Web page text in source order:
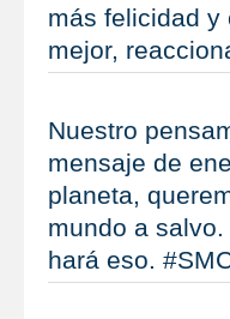
más felicidad y
mejor,
Nuestro
mensaje de
planeta,
mundo a
hará eso.